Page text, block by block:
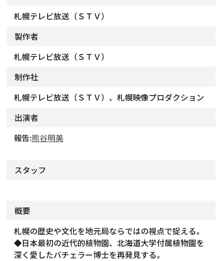
札幌テレビ放送（ＳＴＶ）
製作者
札幌テレビ放送（ＳＴＶ）
制作社
札幌テレビ放送（ＳＴＶ）、札幌映像プロダクション
出演者
報告:熊谷明美
スタッフ
概要
札幌の歴史や文化を地元局ならではの視点で捉える。
◆日本最初の近代的植物園、北海道大学付属植物園を
深く愛したバチェラー博士を再発見する。